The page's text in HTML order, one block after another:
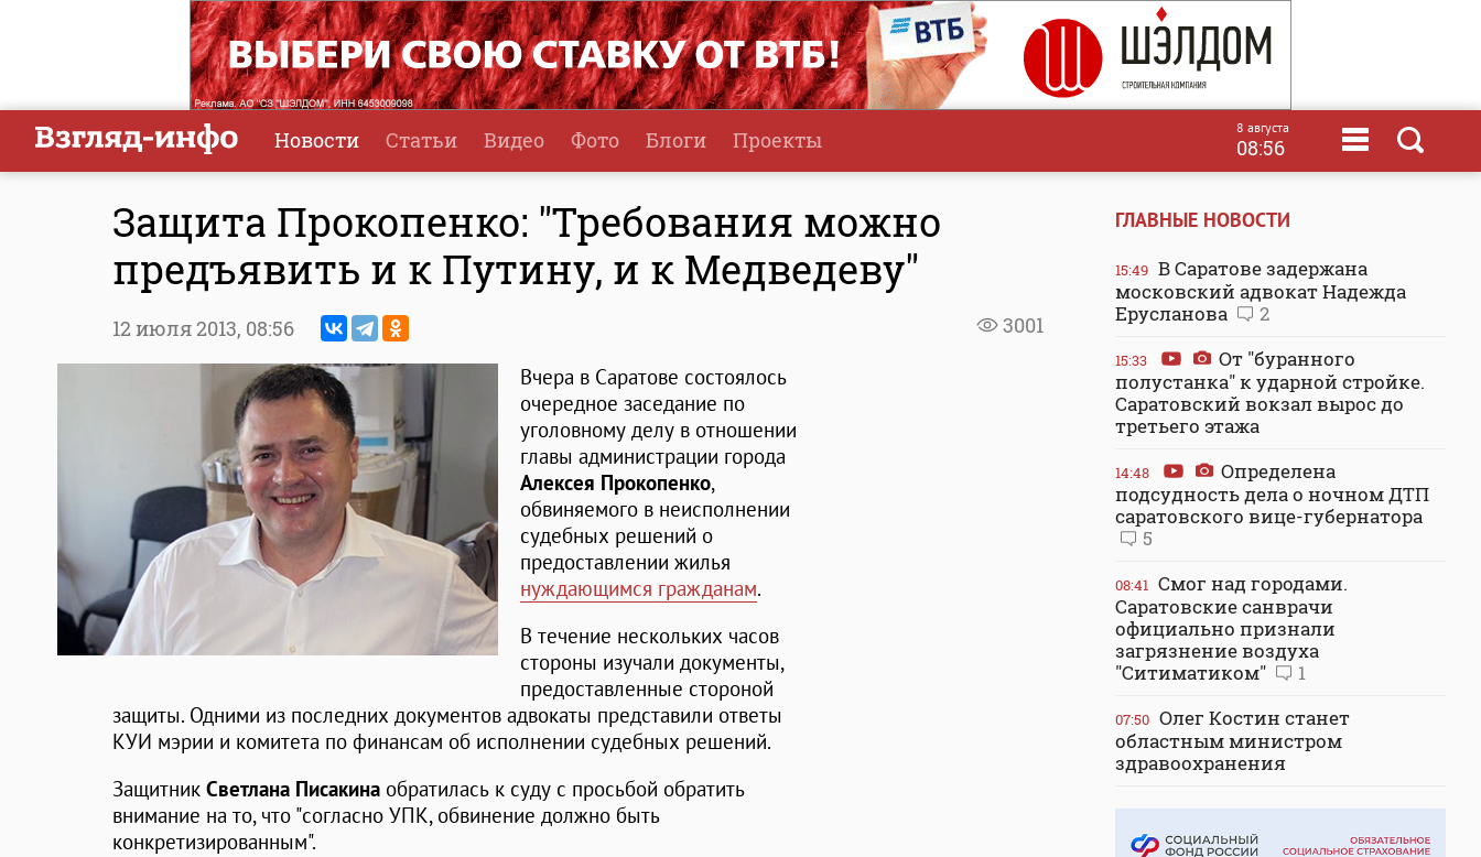
Новости Статьи Видео Фото Блоги Проекты 8 августа
08:56
Защита Прокопенко: "Требования можно
предъявить и к Путину, и к Медведеву"
3001
12 июля 2013, 08:56
Вчера в Саратове состоялось
очередное заседание по
уголовному делу в отношении
главы администрации города
Алексея Прокопенко,
обвиняемого в неисполнении
судебных решений о
предоставлении жилья
нуждающимся гражданам.
В течение нескольких часов
стороны изучали документы,
предоставленные стороной
защиты. Одними из последних документов адвокаты представили ответы
КУИ мэрии и комитета по финансам об исполнении судебных решений.
Защитник Светлана Писакина обратилась к суду с просьбой обратить
внимание на то, что "согласно УПК, обвинение должно быть
конкретизированным".
ГЛАВНЫЕ НОВОСТИ
15:49 В Саратове задержана
московский адвокат Надежда
Ерусланова
2
15:33
От "буранного
полустанка" к ударной стройке.
Саратовский вокзал вырос до
третьего этажа
14:48
Определена
подсудность дела о ночном ДТП
саратовского вице-губернатора
5
08:41 Смог над городами.
Саратовские санврачи
официально признали
загрязнение воздуха
"Ситиматиком"
1
07:50 Олег Костин станет
областным министром
здравоохранения